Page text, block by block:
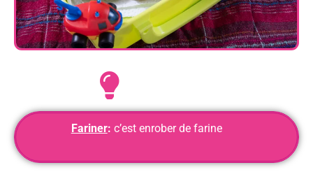
Fariner: c’est enrober de farine